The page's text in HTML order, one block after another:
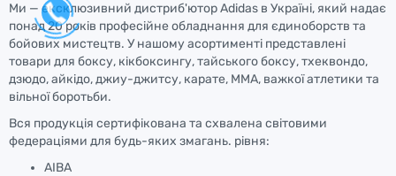
Ми — ексклюзивний дистриб'ютор Adidas в Україні, який надає
понад 20 років професійне обладнання для єдиноборств та
бойових мистецтв. У нашому асортименті представлені
товари для боксу, кікбоксингу, тайського боксу, тхеквондо,
дзюдо, айкідо, джиу-джитсу, карате, ММА, важкої атлетики та
вільної боротьби.
Вся продукція сертифікована та схвалена світовими
федераціями для будь-яких змагань. рівня:
AIBA